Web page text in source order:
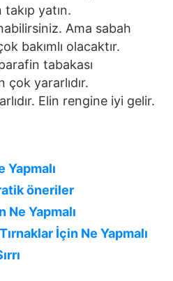
yatın.
Ama sabah
bakımlı olacaktır.
tabakası
yararlıdır.
Elin rengine iyi gelir.
Yapmalı
öneriler
Ne Yapmalı
İçin Ne Yapmalı